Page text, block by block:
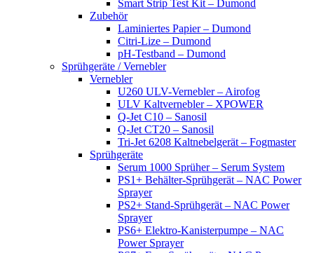
Smart Strip Test Kit – Dumond
Zubehör
Laminiertes Papier – Dumond
Citri-Lize – Dumond
pH-Testband – Dumond
Sprühgeräte / Vernebler
Vernebler
U260 ULV-Vernebler – Airofog
ULV Kaltvernebler – XPOWER
Q-Jet C10 – Sanosil
Q-Jet CT20 – Sanosil
Tri-Jet 6208 Kaltnebelgerät – Fogmaster
Sprühgeräte
Serum 1000 Sprüher – Serum System
PS1+ Behälter-Sprühgerät – NAC Power
Sprayer
PS2+ Stand-Sprühgerät – NAC Power
Sprayer
PS6+ Elektro-Kanisterpumpe – NAC
Power Sprayer